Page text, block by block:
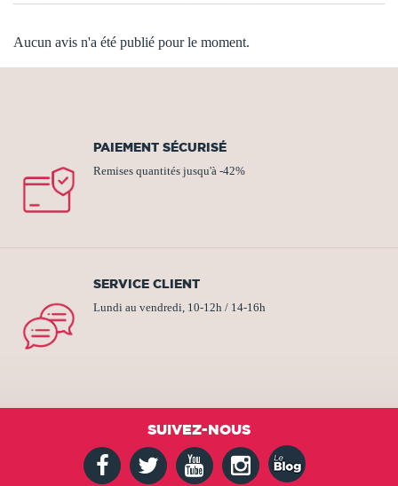
Aucun avis n'a été publié pour le moment.
PAIEMENT SÉCURISÉ
Remises quantités jusqu'à -42%
SERVICE CLIENT
Lundi au vendredi, 10-12h / 14-16h
SUIVEZ-NOUS